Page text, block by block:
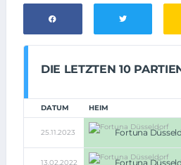
DIE LETZTEN 10
DATUM HEIM
25.11.2023 Fortuna
13.02.2022 Fortuna